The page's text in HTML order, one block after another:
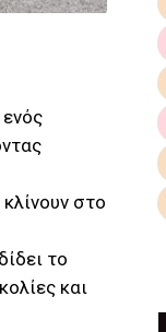
στο
το
και